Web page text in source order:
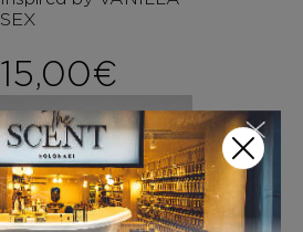
SEX
15,00€